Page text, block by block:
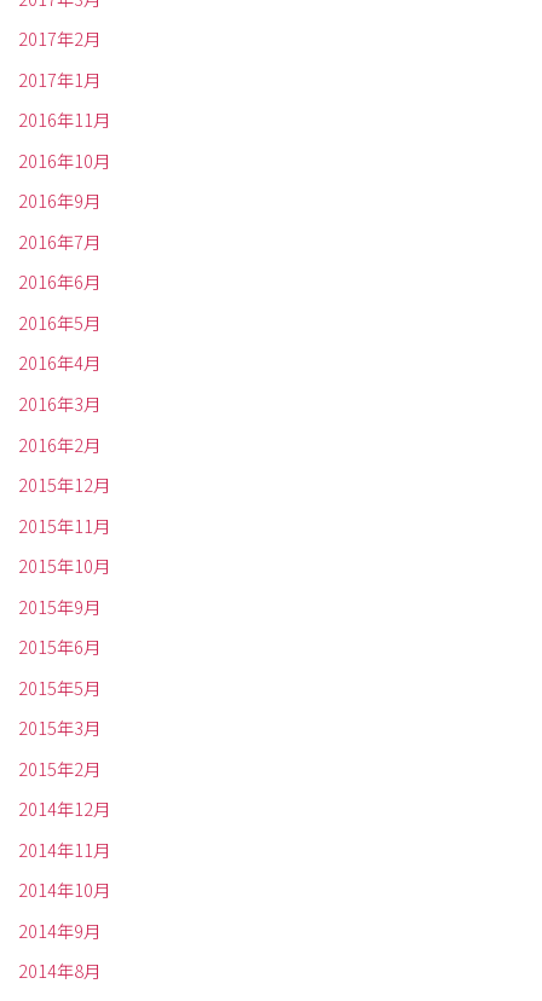
2017年2月
2017年1月
2016年11月
2016年10月
2016年9月
2016年7月
2016年6月
2016年5月
2016年4月
2016年3月
2016年2月
2015年12月
2015年11月
2015年10月
2015年9月
2015年6月
2015年5月
2015年3月
2015年2月
2014年12月
2014年11月
2014年10月
2014年9月
2014年8月